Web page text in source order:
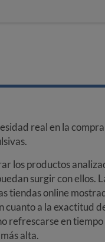
real en la
los productos
surgir con ellos.
tiendas online
a la exactitud
refrescarse en tiempo
alta.